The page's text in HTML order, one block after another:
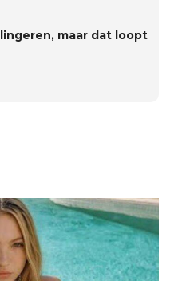
maar dat loopt